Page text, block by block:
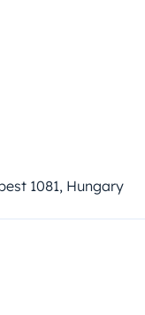
1081, Hungary